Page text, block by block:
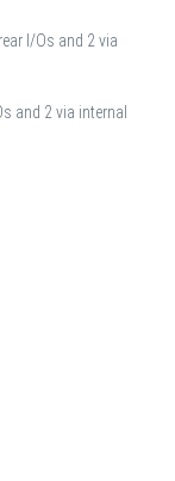
I/Os and 2 via
and 2 via internal